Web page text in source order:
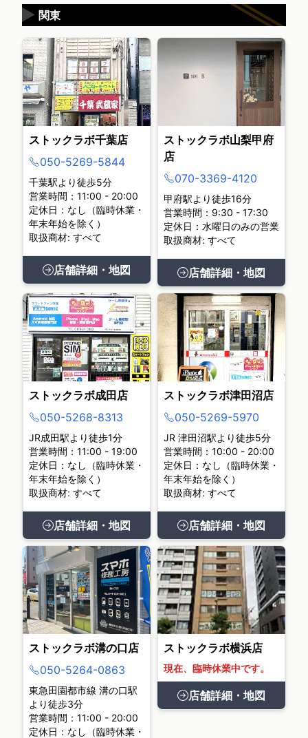
関東
▶
ストックラボ千葉店
050-5269-5844
千葉駅より徒歩5分
営業時間：11:00 - 20:00
定休日：なし（臨時休業・
年末年始を除く）
取扱商材: すべて
店舗詳細・地図
ストックラボ山梨甲府
店
070-3369-4120
甲府駅より徒歩16分
営業時間：9:30 - 17:30
定休日：水曜日のみの営業
取扱商材: すべて
店舗詳細・地図
ストックラボ成田店
050-5268-8313
JR成田駅より徒歩1分
営業時間：11:00 - 19:00
定休日：なし（臨時休業・
年末年始を除く）
取扱商材: すべて
店舗詳細・地図
ストックラボ津田沼店
050-5269-5970
JR 津田沼駅より徒歩5分
営業時間：10:00 - 20:00
定休日：なし（臨時休業・
年末年始を除く）
取扱商材: すべて
店舗詳細・地図
ストックラボ溝の口店
050-5264-0863
東急田園都市線 溝の口駅
より徒歩3分
営業時間：11:00 - 20:00
定休日：なし（臨時休業・
ストックラボ横浜店
現在、臨時休業中です。
店舗詳細・地図